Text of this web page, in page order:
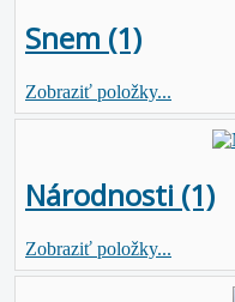
Snem (1)
Zobraziť položky...
Národnosti (1)
Zobraziť položky...